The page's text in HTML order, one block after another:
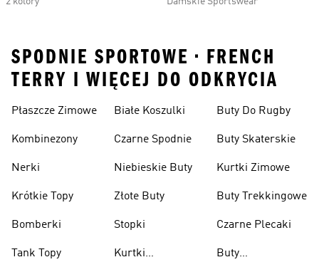
SPODNIE SPORTOWE • FRENCH
TERRY I WIĘCEJ DO ODKRYCIA
Płaszcze Zimowe
Kombinezony
Nerki
Krótkie Topy
Bomberki
Tank Topy
Białe Koszulki
Czarne Spodnie
Niebieskie Buty
Złote Buty
Stopki
Kurtki
Buty Do Rugby
Buty Skaterskie
Kurtki Zimowe
Buty Trekkingowe
Czarne Plecaki
Buty